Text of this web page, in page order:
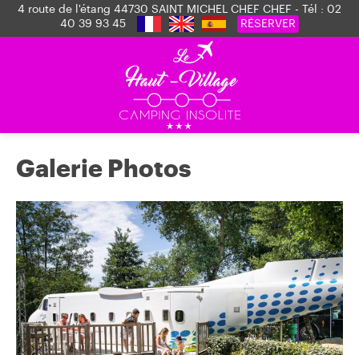
4 route de l'étang 44730 SAINT MICHEL CHEF CHEF - Tél : 02
40 39 93 45
RÉSERVER
Galerie Photos